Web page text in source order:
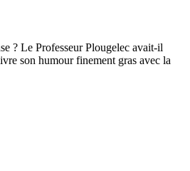
? Le Professeur Plougelec avait-il
son humour finement gras avec la